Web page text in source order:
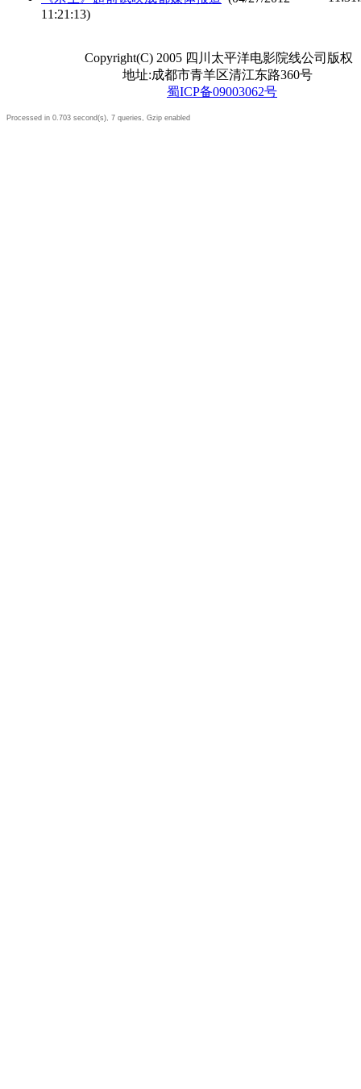
11:21:13)
Copyright(C) 2005 四川太平洋电影院线公司版权
地址:成都市青羊区清江东路360号
蜀ICP备09003062号
Processed in 0.703 second(s), 7 queries, Gzip enabled